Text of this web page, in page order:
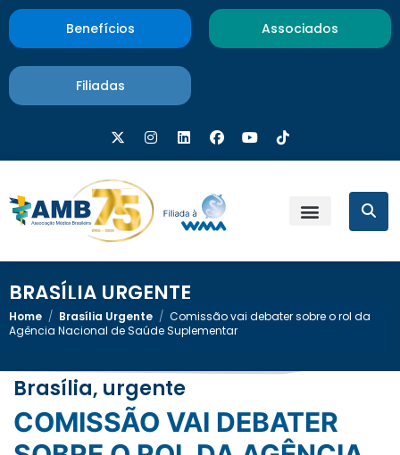
Benefícios Associados
Filiadas
BRASÍLIA URGENTE
Home / Brasília Urgente / Comissão vai debater sobre o rol da
Agência Nacional de Saúde Suplementar
Brasília, urgente
COMISSÃO VAI DEBATER